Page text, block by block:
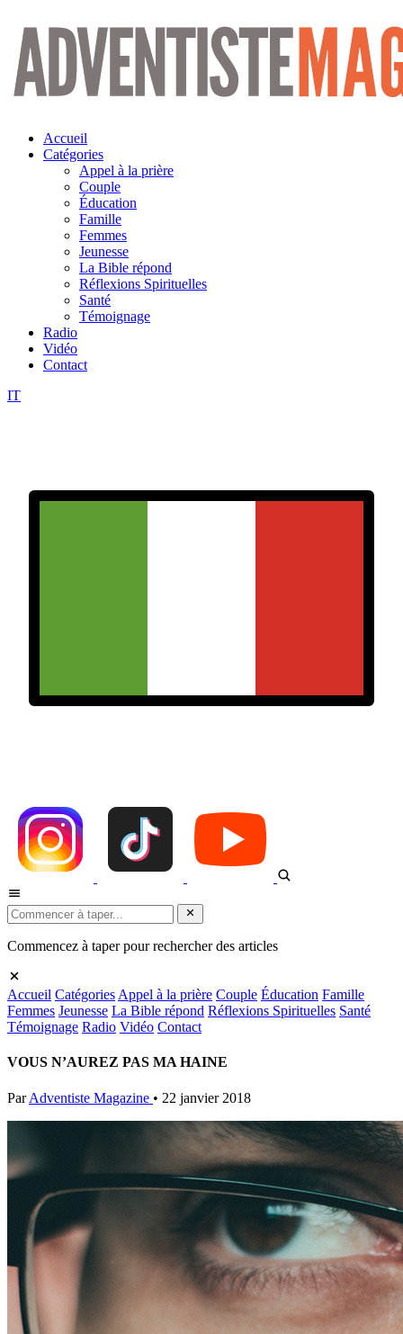
Aller
contenu
Accueil
Catégories
Appel à la prière
Couple
Éducation
Famille
Femmes
Jeunesse
La Bible répond
Réflexions Spirituelles
Santé
Témoignage
Radio
Vidéo
Contact
IT
Commencez à taper pour rechercher des articles
Accueil Catégories Appel à la prière Couple Éducation Famille
Femmes Jeunesse La Bible répond Réflexions Spirituelles Santé
Témoignage Radio Vidéo Contact
VOUS N’AUREZ PAS MA HAINE
Par Adventiste Magazine • 22 janvier 2018